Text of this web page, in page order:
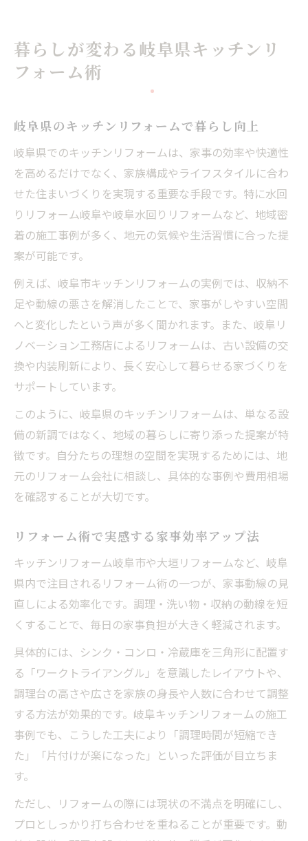
暮らしが変わる岐阜県キッチンリ
フォーム術
岐阜県のキッチンリフォームで暮らし向上
岐阜県でのキッチンリフォームは、家事の効率や快適性
を高めるだけでなく、家族構成やライフスタイルに合わ
せた住まいづくりを実現する重要な手段です。特に水回
りリフォーム岐阜や岐阜水回りリフォームなど、地域密
着の施工事例が多く、地元の気候や生活習慣に合った提
案が可能です。
例えば、岐阜市キッチンリフォームの実例では、収納不
足や動線の悪さを解消したことで、家事がしやすい空間
へと変化したという声が多く聞かれます。また、岐阜リ
ノベーション工務店によるリフォームは、古い設備の交
換や内装刷新により、長く安心して暮らせる家づくりを
サポートしています。
このように、岐阜県のキッチンリフォームは、単なる設
備の新調ではなく、地域の暮らしに寄り添った提案が特
徴です。自分たちの理想の空間を実現するためには、地
元のリフォーム会社に相談し、具体的な事例や費用相場
を確認することが大切です。
リフォーム術で実感する家事効率アップ法
キッチンリフォーム岐阜市や大垣リフォームなど、岐阜
県内で注目されるリフォーム術の一つが、家事動線の見
直しによる効率化です。調理・洗い物・収納の動線を短
くすることで、毎日の家事負担が大きく軽減されます。
具体的には、シンク・コンロ・冷蔵庫を三角形に配置す
る「ワークトライアングル」を意識したレイアウトや、
調理台の高さや広さを家族の身長や人数に合わせて調整
する方法が効果的です。岐阜キッチンリフォームの施工
事例でも、こうした工夫により「調理時間が短縮でき
た」「片付けが楽になった」といった評価が目立ちま
す。
ただし、リフォームの際には現状の不満点を明確にし、
プロとしっかり打ち合わせを重ねることが重要です。動